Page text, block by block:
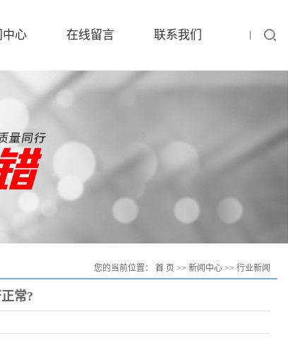
中心 在线留言 联系我们
您的当前位置： 首 页 >> 新闻中心 >> 行业新闻
常?